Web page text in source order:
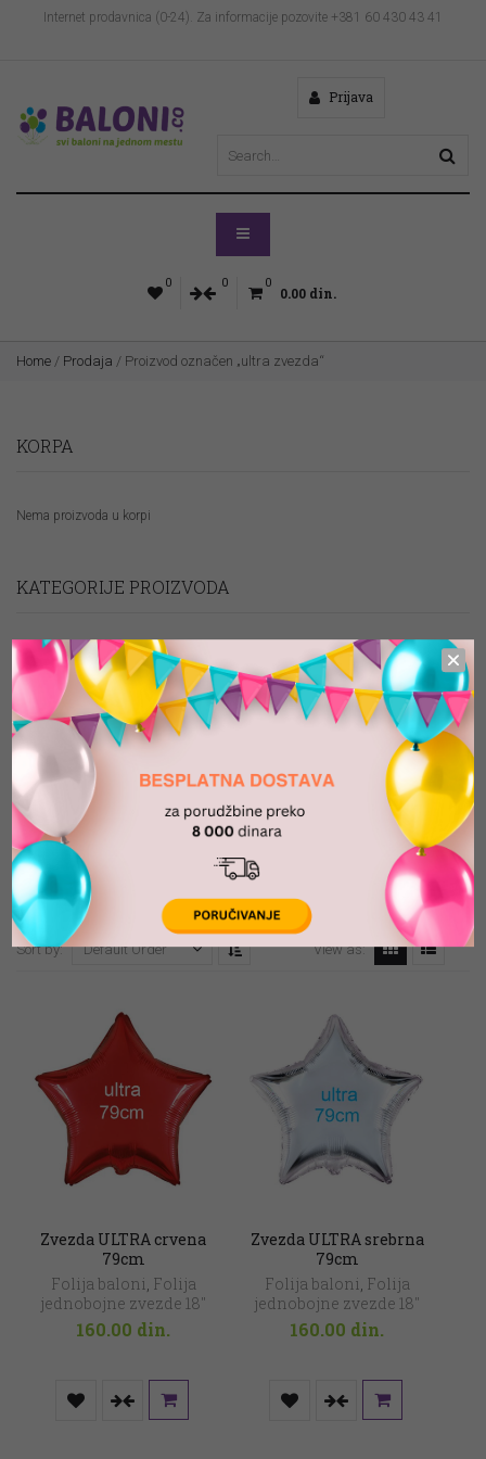
Internet prodavnica (0-24). Za informacije pozovite +381 60 430 43 41
Prijava
0 0 0
0.00 din.
Home / Prodaja / Proizvod označen „ultra zvezda“
KORPA
Nema proizvoda u korpi
KATEGORIJE PROIZVODA
Artikli na promociji
Folija baloni
Folija brojevi SVI
Lateks baloni
Oprema za dekoracije
ULTRA ZVEZDA
Sort by: Default Order View as:
Zvezda ULTRA crvena
79cm
Folija baloni, Folija
jednobojne zvezde 18"
160.00 din.
Zvezda ULTRA srebrna
79cm
Folija baloni, Folija
jednobojne zvezde 18"
160.00 din.